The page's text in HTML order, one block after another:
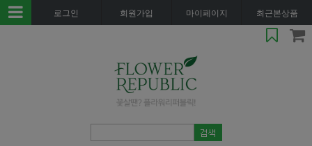
로그인 회원가입 마이페이지 최근본상품